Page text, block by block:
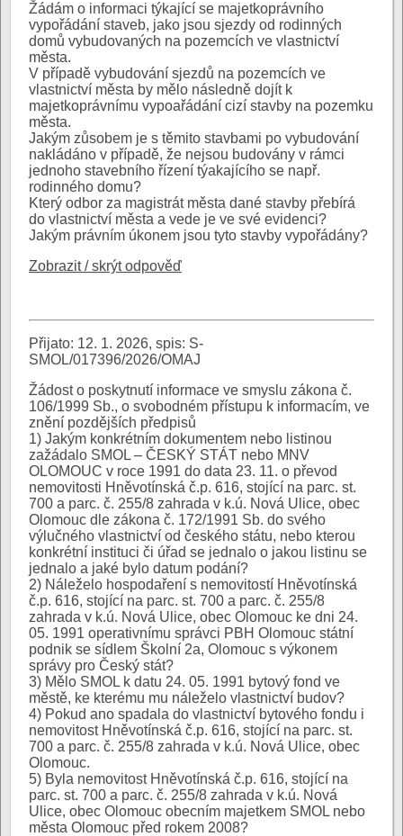
Žádám o informaci týkající se majetkoprávního
vypořádání staveb, jako jsou sjezdy od rodinných
domů vybudovaných na pozemcích ve vlastnictví
města.
V případě vybudování sjezdů na pozemcích ve
vlastnictví města by mělo následně dojít k
majetkoprávnímu vypoařádání cizí stavby na pozemku
města.
Jakým zůsobem je s těmito stavbami po vybudování
nakládáno v případě, že nejsou budovány v rámci
jednoho stavebního řízení týakajícího se např.
rodinného domu?
Který odbor za magistrát města dané stavby přebírá
do vlastnictví města a vede je ve své evidenci?
Jakým právním úkonem jsou tyto stavby vypořádány?
Zobrazit / skrýt odpověď
Přijato: 12. 1. 2026, spis: S-
SMOL/017396/2026/OMAJ
Žádost o poskytnutí informace ve smyslu zákona č.
106/1999 Sb., o svobodném přístupu k informacím, ve
znění pozdějších předpisů
1) Jakým konkrétním dokumentem nebo listinou
zažádalo SMOL – ČESKÝ STÁT nebo MNV
OLOMOUC v roce 1991 do data 23. 11. o převod
nemovitosti Hněvotínská č.p. 616, stojící na parc. st.
700 a parc. č. 255/8 zahrada v k.ú. Nová Ulice, obec
Olomouc dle zákona č. 172/1991 Sb. do svého
výlučného vlastnictví od českého státu, nebo kterou
konkrétní instituci či úřad se jednalo o jakou listinu se
jednalo a jaké bylo datum podání?
2) Náleželo hospodaření s nemovitostí Hněvotínská
č.p. 616, stojící na parc. st. 700 a parc. č. 255/8
zahrada v k.ú. Nová Ulice, obec Olomouc ke dni 24.
05. 1991 operativnímu správci PBH Olomouc státní
podnik se sídlem Školní 2a, Olomouc s výkonem
správy pro Český stát?
3) Mělo SMOL k datu 24. 05. 1991 bytový fond ve
městě, ke kterému mu náleželo vlastnictví budov?
4) Pokud ano spadala do vlastnictví bytového fondu i
nemovitost Hněvotínská č.p. 616, stojící na parc. st.
700 a parc. č. 255/8 zahrada v k.ú. Nová Ulice, obec
Olomouc.
5) Byla nemovitost Hněvotínská č.p. 616, stojící na
parc. st. 700 a parc. č. 255/8 zahrada v k.ú. Nová
Ulice, obec Olomouc obecním majetkem SMOL nebo
města Olomouc před rokem 2008?